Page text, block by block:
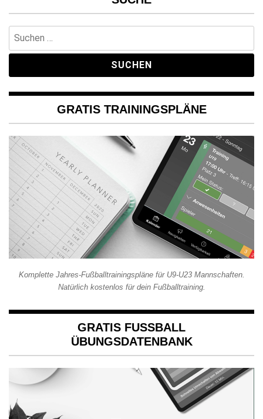
nach:
GRATIS TRAININGSPLÄNE
Komplette Jahres-Fußballtrainingspläne für U9-U23 Mannschaften.
Natürlich kostenlos für dein Fußballtraining.
GRATIS FUSSBALL Ü
BUNGSDATENBANK